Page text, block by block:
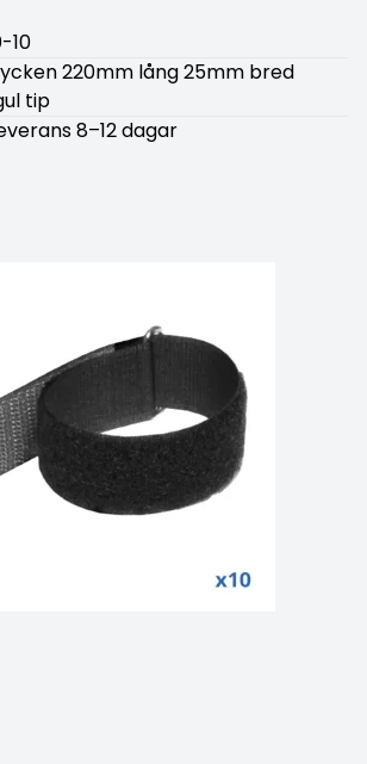
10
220mm lång 25mm bred
tip
8–12 dagar